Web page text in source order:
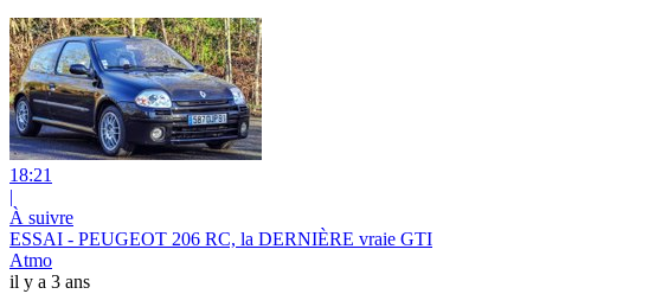
18:21
|
À suivre
ESSAI - PEUGEOT 206 RC, la DERNIÈRE vraie GTI
Atmo
il y a 3 ans